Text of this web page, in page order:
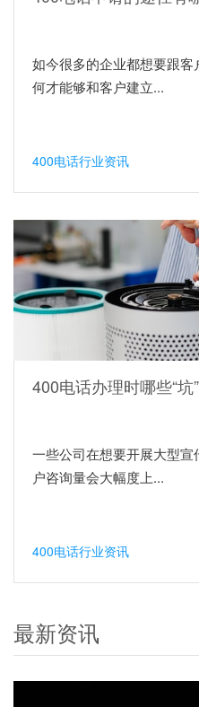
如今很多的企业都想要跟
何才能够和客户建立...
400电话行业资讯
400电话办理时哪些“坑
一些公司在想要开展大型
户咨询量会大幅度上...
400电话行业资讯
最新资讯